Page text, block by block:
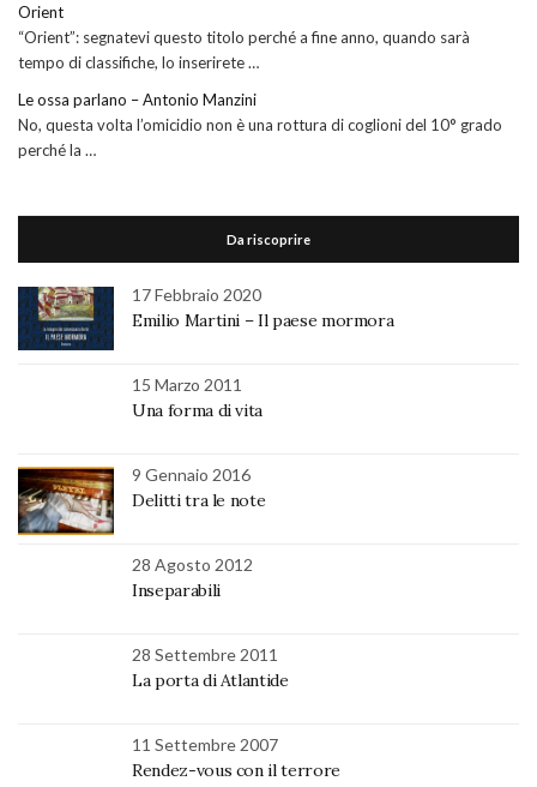
Orient
“Orient”: segnatevi questo titolo perché a fine anno, quando sarà
tempo di classifiche, lo inserirete …
Le ossa parlano – Antonio Manzini
No, questa volta l’omicidio non è una rottura di coglioni del 10° grado
perché la …
Da riscoprire
17 Febbraio 2020
Emilio Martini – Il paese mormora
15 Marzo 2011
Una forma di vita
9 Gennaio 2016
Delitti tra le note
28 Agosto 2012
Inseparabili
28 Settembre 2011
La porta di Atlantide
11 Settembre 2007
Rendez-vous con il terrore